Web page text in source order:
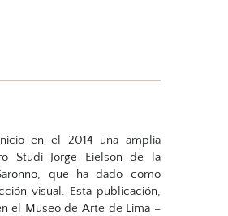
en el 2014 una amplia
Studi Jorge Eielson de la
que ha dado como
visual. Esta publicación,
el Museo de Arte de Lima –